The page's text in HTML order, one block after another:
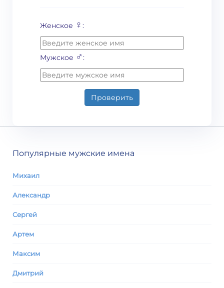
Женское ♀ :
Мужское ♂:
Проверить
Популярные мужские имена
Михаил
Александр
Сергей
Артем
Максим
Дмитрий